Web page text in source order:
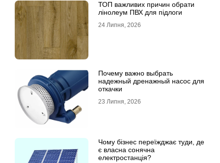
ТОП важливих причин обрати
лінолеум ПВХ для підлоги
24 Липня, 2026
Почему важно выбрать
надежный дренажный насос для
откачки
23 Липня, 2026
Чому бізнес переїжджає туди, де
є власна сонячна
електростанція?